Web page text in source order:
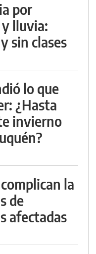
por
lluvia:
sin clases
lo que
¿Hasta
invierno
la
de
afectadas